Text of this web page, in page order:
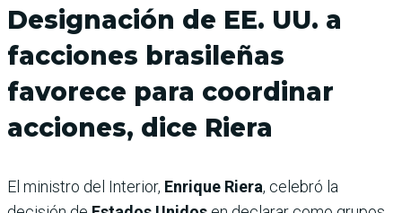
Designación de EE. UU. a
facciones brasileñas
favorece para coordinar
acciones, dice Riera
El ministro del Interior, Enrique Riera, celebró la